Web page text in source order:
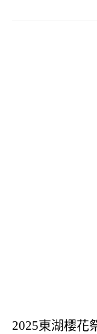
2025東湖櫻花